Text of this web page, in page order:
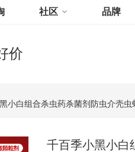
社区 品牌
价
小白组合杀虫药杀菌剂防虫介壳
千百季小黑小白